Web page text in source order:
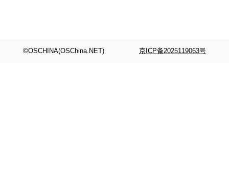
©OSCHINA(OSChina.NET) 京ICP备2025119063号